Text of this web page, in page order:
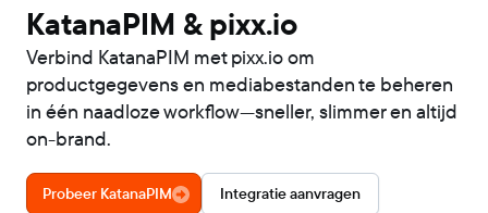
KatanaPIM & pixx.io
Verbind KatanaPIM met pixx.io om
productgegevens en mediabestanden te beheren
in één naadloze workflow—sneller, slimmer en altijd
on-brand.
Probeer KatanaPIM Integratie aanvragen